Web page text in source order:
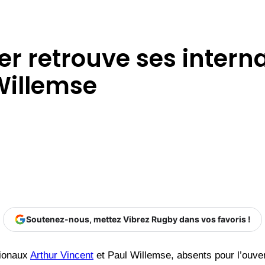
retrouve ses
Soutenez-nous, mettez Vibrez Rugby dans vos favoris !
Arthur Vincent et Paul Willemse, absents pour